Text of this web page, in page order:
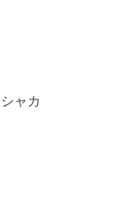
ャカ